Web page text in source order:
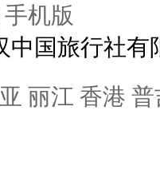
手机版
中国旅行社
丽江 香港 普